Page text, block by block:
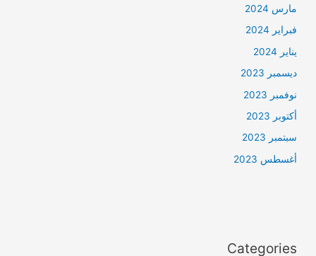
مارس 2024
فبراير 2024
يناير 2024
ديسمبر 2023
نوفمبر 2023
أكتوبر 2023
سبتمبر 2023
أغسطس 2023
Categories